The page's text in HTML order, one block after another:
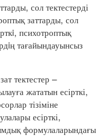
сол тектестерді
заттарды, сол
психотроптық
тағайындауынсыз
тектестер –
жататын есірткі,
тізіміне
есірткі,
формулаларындағы